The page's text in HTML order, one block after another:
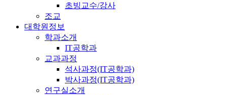
초빙교수/강사
조교
대학원정보
학과소개
IT공학과
교과과정
석사과정(IT공학과)
박사과정(IT공학과)
연구실소개